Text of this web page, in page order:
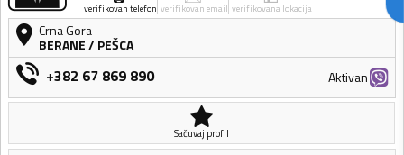
verifikovan telefon verifikovan email verifikovana lokacija
Crna Gora
BERANE/ PEŠCA
+382 67 869 890 Aktivan
Sačuvaj profil